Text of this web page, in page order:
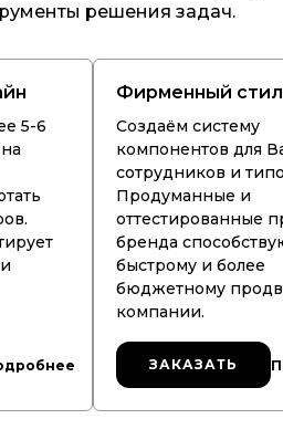
решения задач.
5-6
Фирменный
Создаём систему
компонентов для
сотрудников и
Продуманные и
оттестированные
бренда
быстрому и более
бюджетному
компании.
ЗАКАЗАТЬ
ЗАКАЗАТЬ